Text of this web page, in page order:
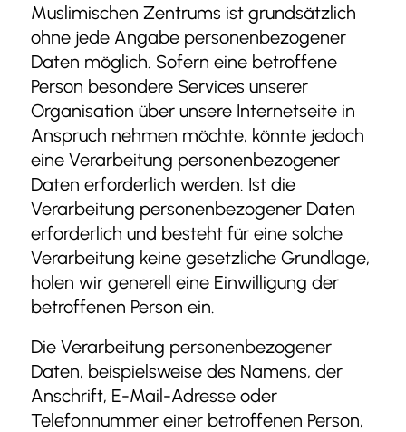
Muslimischen Zentrums ist grundsätzlich
ohne jede Angabe personenbezogener
Daten möglich. Sofern eine betroffene
Person besondere Services unserer
Organisation über unsere Internetseite in
Anspruch nehmen möchte, könnte jedoch
eine Verarbeitung personenbezogener
Daten erforderlich werden. Ist die
Verarbeitung personenbezogener Daten
erforderlich und besteht für eine solche
Verarbeitung keine gesetzliche Grundlage,
holen wir generell eine Einwilligung der
betroffenen Person ein.
Die Verarbeitung personenbezogener
Daten, beispielsweise des Namens, der
Anschrift, E-Mail-Adresse oder
Telefonnummer einer betroffenen Person,